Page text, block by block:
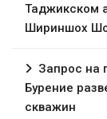
Таджикском
Шириншох
Запрос на
Бурение
скважин